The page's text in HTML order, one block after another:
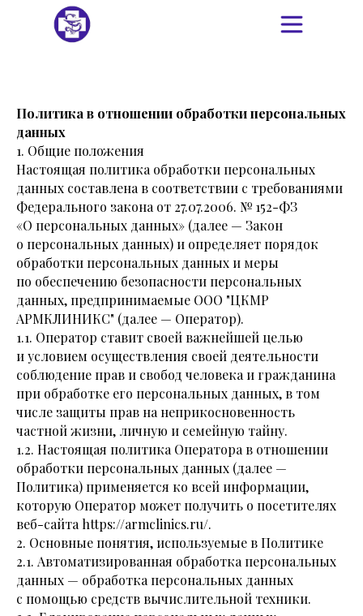
Политика в отношении обработки персональных
данных
1. Общие положения
Настоящая политика обработки персональных
данных составлена в соответствии с требованиями
Федерального закона от 27.07.2006. № 152-ФЗ
«О персональных данных» (далее — Закон
о персональных данных) и определяет порядок
обработки персональных данных и меры
по обеспечению безопасности персональных
данных, предпринимаемые ООО "ЦКМР
АРМКЛИНИКС" (далее — Оператор).
1.1. Оператор ставит своей важнейшей целью
и условием осуществления своей деятельности
соблюдение прав и свобод человека и гражданина
при обработке его персональных данных, в том
числе защиты прав на неприкосновенность
частной жизни, личную и семейную тайну.
1.2. Настоящая политика Оператора в отношении
обработки персональных данных (далее —
Политика) применяется ко всей информации,
которую Оператор может получить о посетителях
веб-сайта https://armclinics.ru/.
2. Основные понятия, используемые в Политике
2.1. Автоматизированная обработка персональных
данных — обработка персональных данных
с помощью средств вычислительной техники.